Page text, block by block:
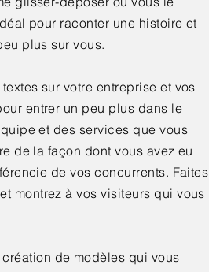
pour raconter une histoire et
plus sur vous.
sur votre entreprise et vos
entrer un peu plus dans le
et des services que vous
de la façon dont vous avez eu
de vos concurrents. Faites
montrez à vos visiteurs qui vous
de modèles qui vous